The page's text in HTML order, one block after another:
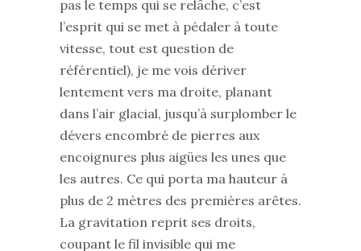
pas le temps qui se relâche, c’est
l’esprit qui se met à pédaler à toute
vitesse, tout est question de
référentiel), je me vois dériver
lentement vers ma droite, planant
dans l’air glacial, jusqu’à surplomber le
dévers encombré de pierres aux
encoignures plus aigües les unes que
les autres. Ce qui porta ma hauteur à
plus de 2 mètres des premières arêtes.
La gravitation reprit ses droits,
coupant le fil invisible qui me